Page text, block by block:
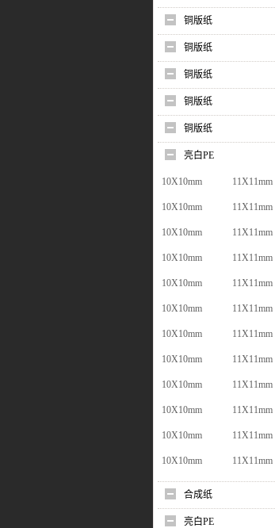
铜版纸
铜版纸
铜版纸
铜版纸
铜版纸
亮白PE
10X10mm 11X11mm
10X10mm 11X11mm
10X10mm 11X11mm
10X10mm 11X11mm
10X10mm 11X11mm
10X10mm 11X11mm
10X10mm 11X11mm
10X10mm 11X11mm
10X10mm 11X11mm
10X10mm 11X11mm
10X10mm 11X11mm
10X10mm 11X11mm
合成纸
亮白PE